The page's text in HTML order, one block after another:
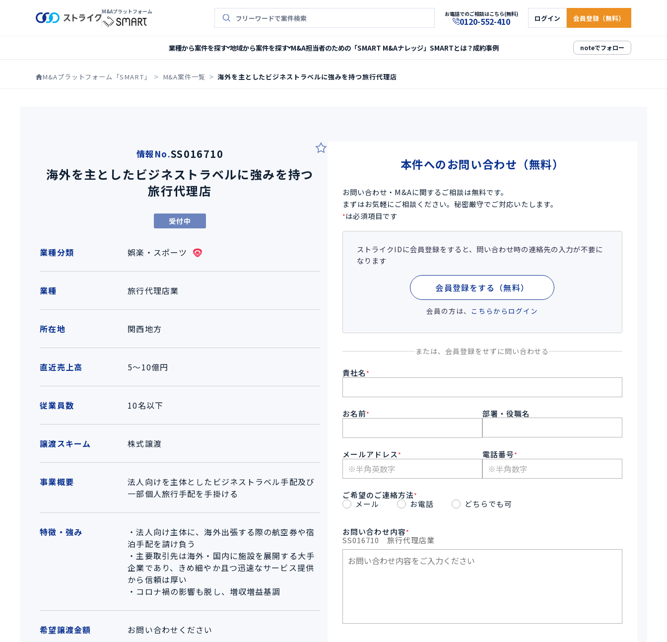
M&Aプラットフォーム 案件検索 お電話でのご相談はこちら(無料)
0120-552-410 ログイン 会員登録（無料）
業種から案件を探す 地域から案件を探す M&A担当者のための「SMART M&Aナレッジ」 SMARTとは？成約事例 noteでフォロー
M&Aプラットフォーム「SMART」 M&A案件一覧 海外を主としたビジネストラベルに強みを持つ旅行代理店
情報No.SS016710
海外を主としたビジネストラベルに強みを持つ
旅行代理店
受付中
業種分類 娯楽・スポーツ
業種 旅行代理店業
所在地 関西地方
直近売上高 5～10億円
従業員数 10名以下
譲渡スキーム 株式譲渡
事業概要
法人向けを主体としたビジネストラベル手配及び
一部個人旅行手配を手掛ける
特徴・強み
・法人向け主体に、海外出張する際の航空券や宿
泊手配を請け負う
・主要取引先は海外・国内に施設を展開する大手
企業であり、きめ細やか且つ迅速なサービス提供
から信頼は厚い
・コロナ禍の影響も脱し、増収増益基調
希望譲渡金額 お問い合わせください
本件へのお問い合わせ（無料）
お問い合わせ・M&Aに関するご相談は無料です。
まずはお気軽にご相談ください。秘密厳守でご対応いたします。
*は必須項目です
ストライクIDに会員登録をすると、問い合わせ時の連絡先の入力が不要に
なります
会員登録をする（無料）
会員の方は、 こちらからログイン
または、会員登録をせずに問い合わせる
貴社名 *
お名前* 部署・役職名
メールアドレス * 電話番号*
ご希望のご連絡方法*
メール お電話 どちらでも可
お問い合わせ内容*
SS016710 旅行代理店業